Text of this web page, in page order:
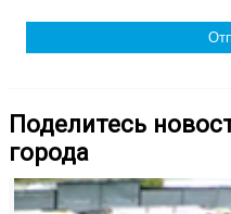
Поделитесь
города